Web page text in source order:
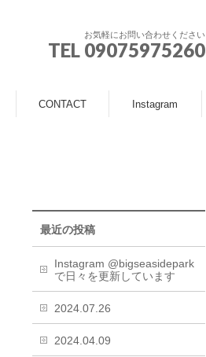
お気軽にお問い合わせください
TEL 09075975260
CONTACT Instagram
最近の投稿
Instagram @bigseasidepark
で日々を更新しています
2024.07.26
2024.04.09